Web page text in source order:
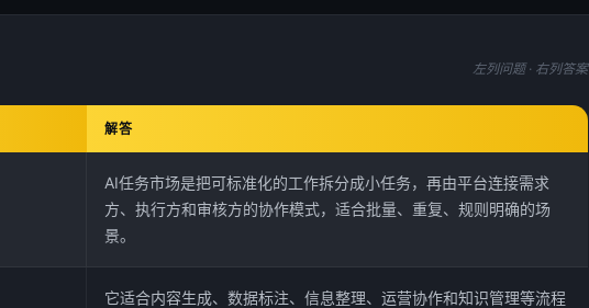
左列问题 · 右列答案
解答
AI任务市场是把可标准化的工作拆分成小任务，再由平台连接需求
方、执行方和审核方的协作模式，适合批量、重复、规则明确的场
景。
它适合内容生成、数据标注、信息整理、运营协作和知识管理等流程